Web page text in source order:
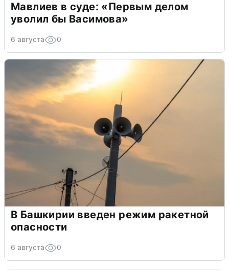
Мавлиев в суде: «Первым делом
уволил бы Васимова»
6 августа 0
В Башкирии введен режим ракетной
опасности
6 августа 0